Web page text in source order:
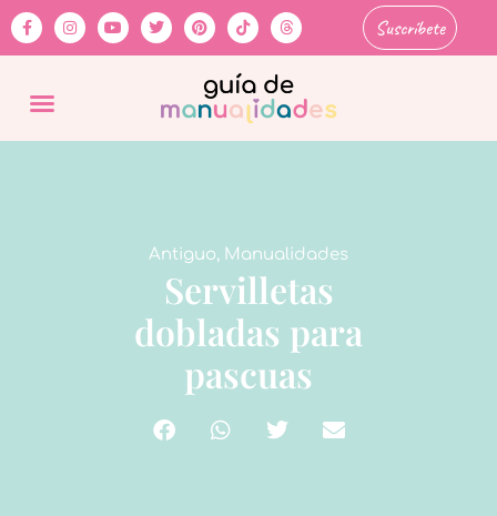
Suscríbete
Antiguo, Manualidades
Servilletas
dobladas para
pascuas